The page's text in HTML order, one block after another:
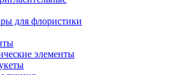
для флористики
элементы